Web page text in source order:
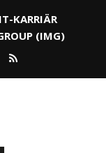
KARRIÄR
(IMG)